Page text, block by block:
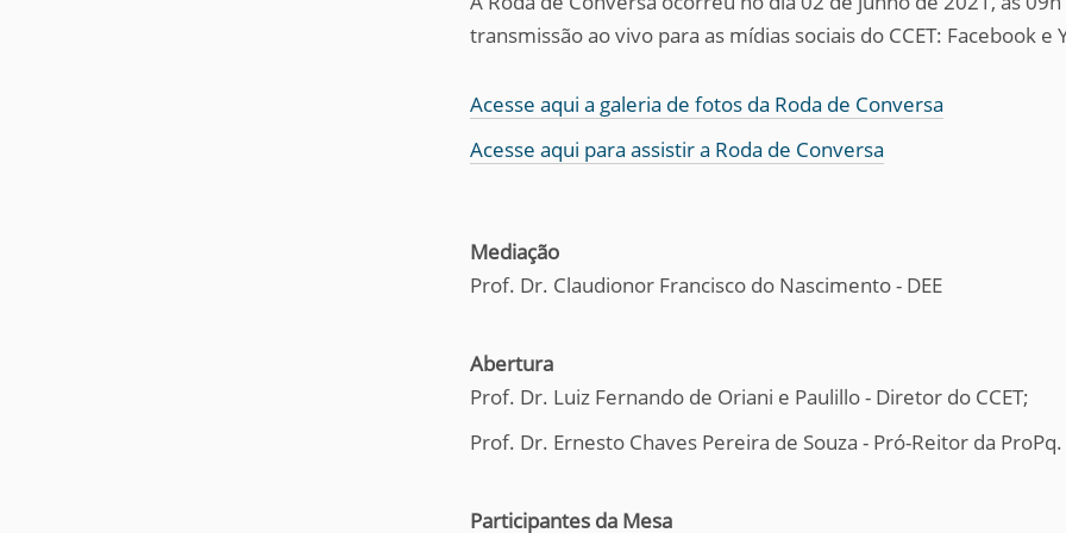
transmissão ao vivo para as mídias sociais do CCET: Facebook e
Acesse aqui a galeria de fotos da Roda de Conversa
Acesse aqui para assistir a Roda de Conversa
Mediação
Prof. Dr. Claudionor Francisco do Nascimento - DEE
Abertura
Prof. Dr. Luiz Fernando de Oriani e Paulillo - Diretor do CCET;
Prof. Dr. Ernesto Chaves Pereira de Souza - Pró-Reitor da ProPq.
Participantes da Mesa